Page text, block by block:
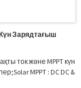
Күн Зарядтағыш
ток және MPPT күн
MPPT : DC DC &
нүктесін